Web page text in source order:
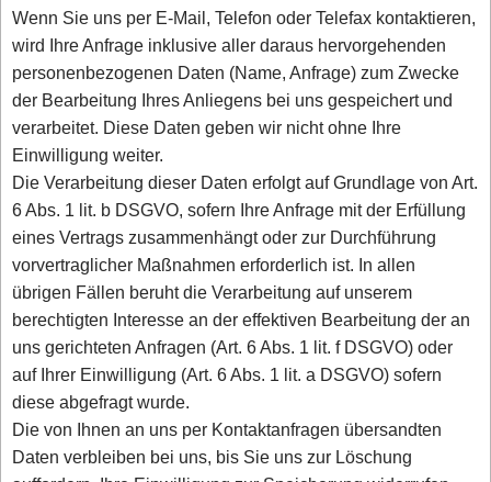
Wenn Sie uns per E-Mail, Telefon oder Telefax kontaktieren,
wird Ihre Anfrage inklusive aller daraus hervorgehenden
personenbezogenen Daten (Name, Anfrage) zum Zwecke
der Bearbeitung Ihres Anliegens bei uns gespeichert und
verarbeitet. Diese Daten geben wir nicht ohne Ihre
Einwilligung weiter.
Die Verarbeitung dieser Daten erfolgt auf Grundlage von Art.
6 Abs. 1 lit. b DSGVO, sofern Ihre Anfrage mit der Erfüllung
eines Vertrags zusammenhängt oder zur Durchführung
vorvertraglicher Maßnahmen erforderlich ist. In allen
übrigen Fällen beruht die Verarbeitung auf unserem
berechtigten Interesse an der effektiven Bearbeitung der an
uns gerichteten Anfragen (Art. 6 Abs. 1 lit. f DSGVO) oder
auf Ihrer Einwilligung (Art. 6 Abs. 1 lit. a DSGVO) sofern
diese abgefragt wurde.
Die von Ihnen an uns per Kontaktanfragen übersandten
Daten verbleiben bei uns, bis Sie uns zur Löschung